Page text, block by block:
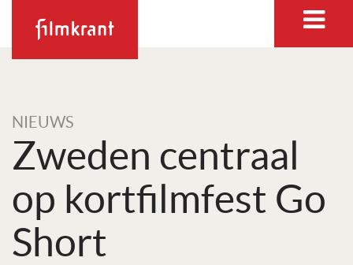
NIEUWS
Zweden centraal
op kortfilmfest Go
Short